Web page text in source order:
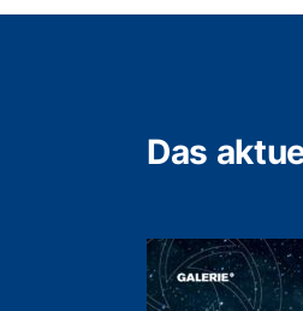
Das